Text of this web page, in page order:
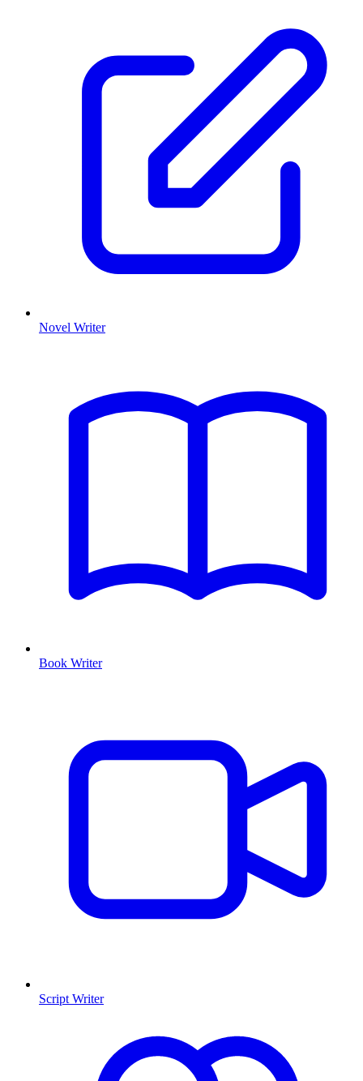
Novel Writer
Book Writer
Script Writer